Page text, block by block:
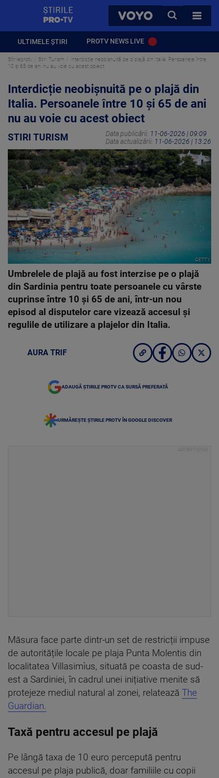
VOYO
CAUTA
TOATE
ULTIMELE ȘTIRI PROTV NEWS LIVE
Stirileprotv Stiri Turism
Interdicție neobișnuită pe o plajă din Italia. Persoanele între
10 și 65 de ani nu au voie cu acest obiect
Interdicție neobișnuită pe o plajă din
Italia. Persoanele între 10 și 65 de ani
nu au voie cu acest obiect
STIRI TURISM Data publicării: 11-06-2026 | 09:09
Data actualizării: 11-06-2026 | 13:26
GETTY
Umbrelele de plajă au fost interzise pe o plajă
din Sardinia pentru toate persoanele cu vârste
cuprinse între 10 și 65 de ani, într-un nou
episod al disputelor care vizează accesul și
regulile de utilizare a plajelor din Italia.
AURA TRIF
ADAUGĂ ȘTIRILE PROTV CA SURSĂ PREFERATĂ
URMĂREȘTE ȘTIRILE PROTV ÎN GOOGLE DISCOVER
Măsura face parte dintr-un set de restricții impuse
de autoritățile locale pe plaja Punta Molentis din
localitatea Villasimìus, situată pe coasta de sud-
est a Sardiniei, în cadrul unei inițiative menite să
protejeze mediul natural al zonei, relatează The
Guardian.
Taxă pentru accesul pe plajă
Pe lângă taxa de 10 euro percepută pentru
accesul pe plaja publică, doar familiile cu copii